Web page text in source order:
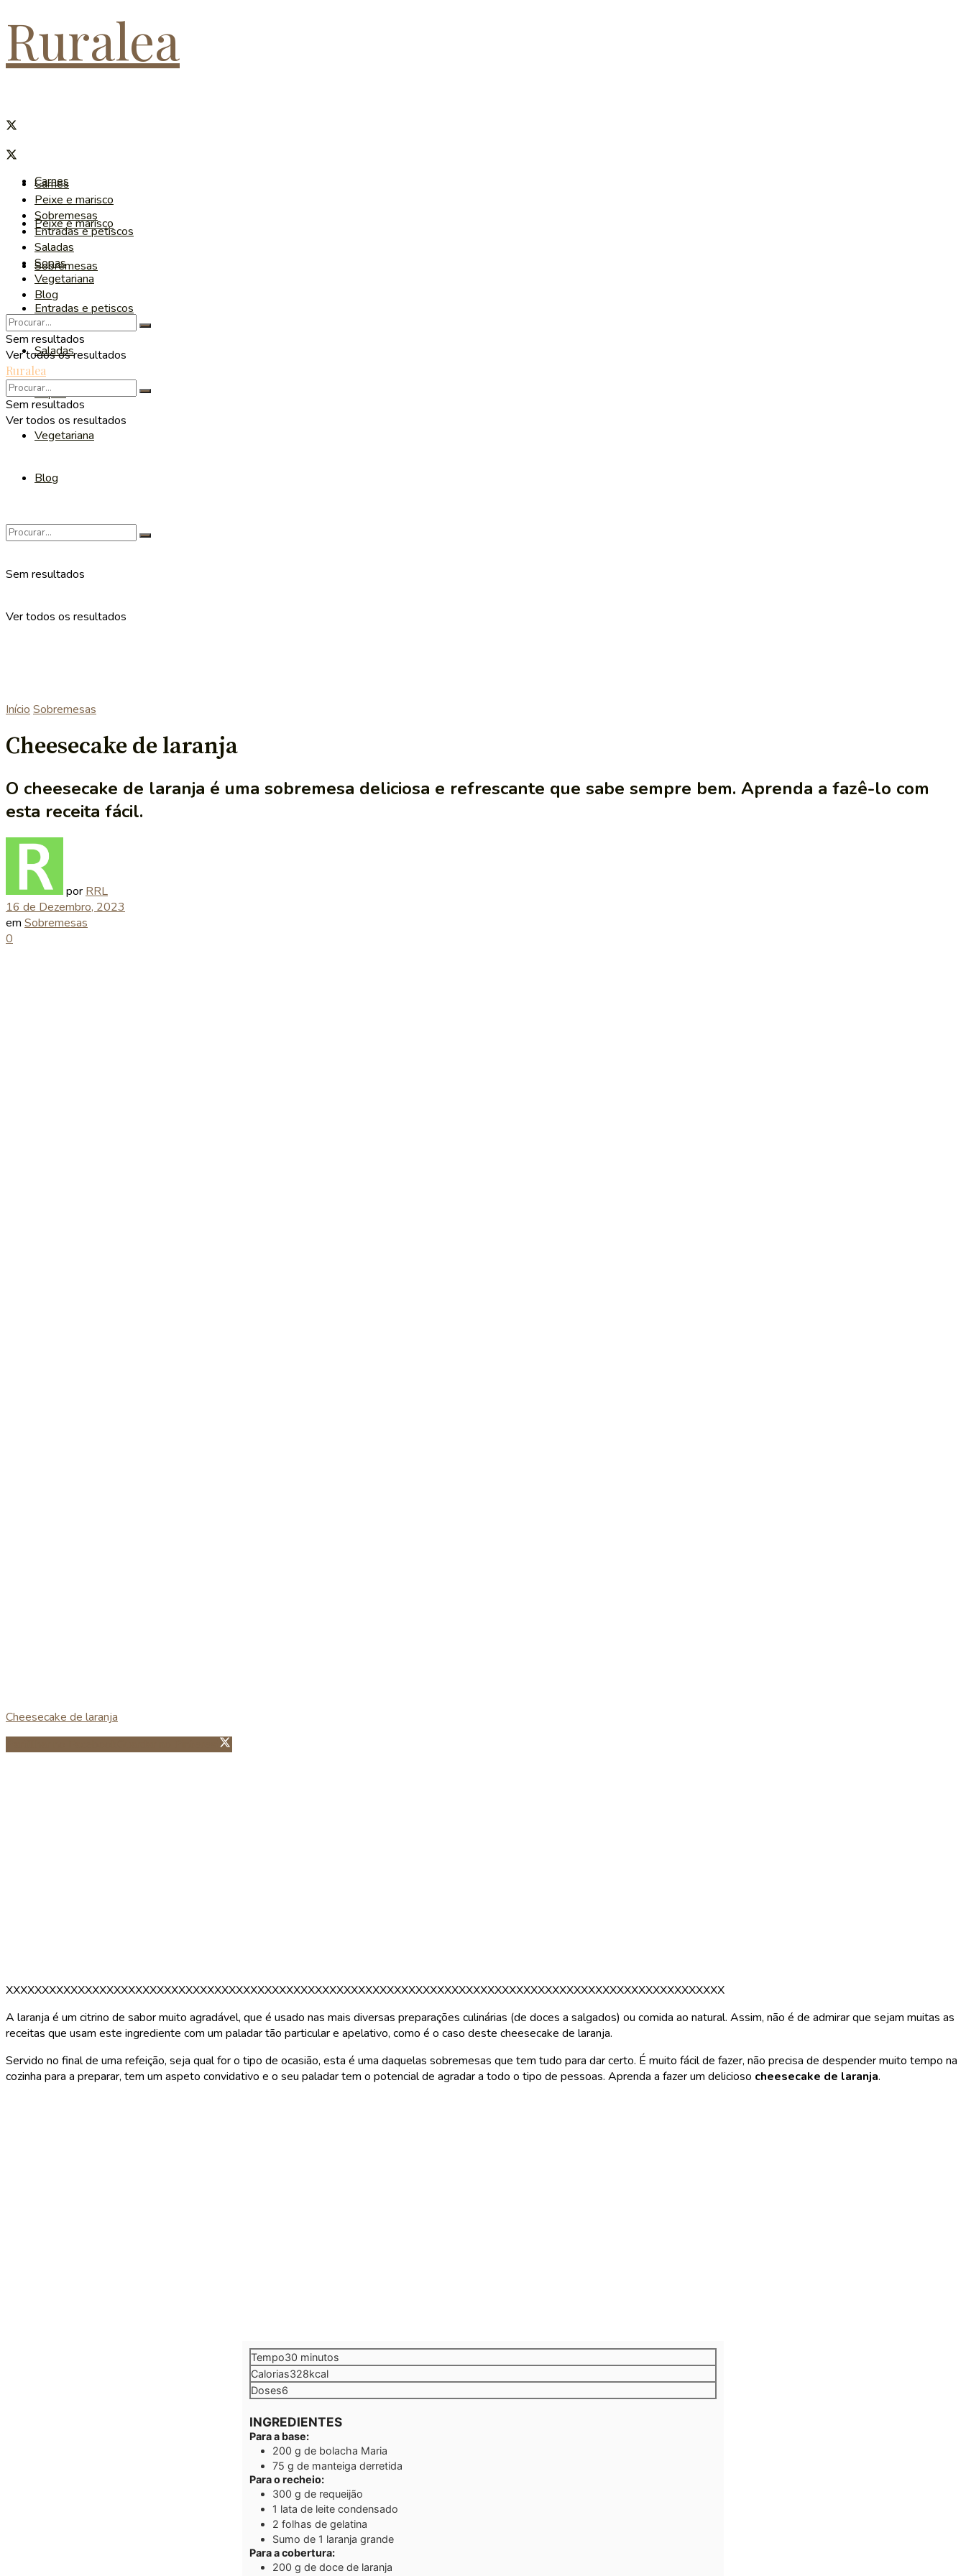
Ruralea
Carnes
Peixe e marisco
Sobremesas
Entradas e petiscos
Saladas
Sopas
Vegetariana
Blog
Sem resultados
Ver todos os resultados
Carnes
Peixe e marisco
Sobremesas
Entradas e petiscos
Saladas
Sopas
Vegetariana
Blog
Sem resultados
Ver todos os resultados
Ruralea
Sem resultados
Ver todos os resultados
Início Sobremesas
Cheesecake de laranja
O cheesecake de laranja é uma sobremesa deliciosa e refrescante que sabe sempre bem. Aprenda a fazê-lo com
esta receita fácil.
por RRL
16 de Dezembro, 2023
em Sobremesas
0
Cheesecake de laranja
Guardar no Pinterest
XXXXXXXXXXXXXXXXXXXXXXXXXXXXXXXXXXXXXXXXXXXXXXXXXXXXXXXXXXXXXXXXXXXXXXXXXXXXXXXXXXXXXXXXXXXXXXXXXXXX
A laranja é um citrino de sabor muito agradável, que é usado nas mais diversas preparações culinárias (de doces a salgados) ou comida ao natural. Assim, não é de admirar que sejam muitas as
receitas que usam este ingrediente com um paladar tão particular e apelativo, como é o caso deste cheesecake de laranja.
Servido no final de uma refeição, seja qual for o tipo de ocasião, esta é uma daquelas sobremesas que tem tudo para dar certo. É muito fácil de fazer, não precisa de despender muito tempo na
cozinha para a preparar, tem um aspeto convidativo e o seu paladar tem o potencial de agradar a todo o tipo de pessoas. Aprenda a fazer um delicioso cheesecake de laranja.
Tempo30 minutos
minutos
Calorias328kcal
Doses6
INGREDIENTES
Para a base:
200 g de bolacha Maria
75 g de manteiga derretida
Para o recheio:
300 g de requeijão
1 lata de leite condensado
2 folhas de gelatina
Sumo de 1 laranja grande
Para a cobertura:
200 g de doce de laranja